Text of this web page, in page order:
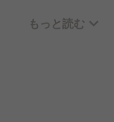
業態の方だけ
ルや全く違う
えます。
もっと読む